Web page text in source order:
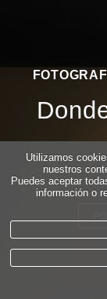
Utilizamos
nuestros
Puedes aceptar
información o